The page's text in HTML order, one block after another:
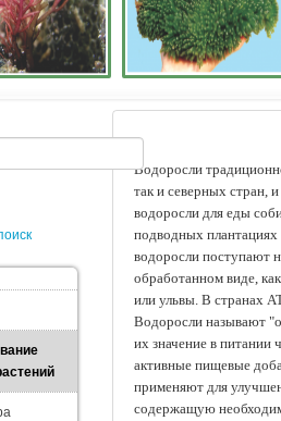
Водоросли
так и северных стран,
водоросли для еды
подводных
водоросли поступают
обработанном виде,
или ульвы. В странах
Водоросли называют
их значение в питании
активные пищевые
применяют для
содержащую